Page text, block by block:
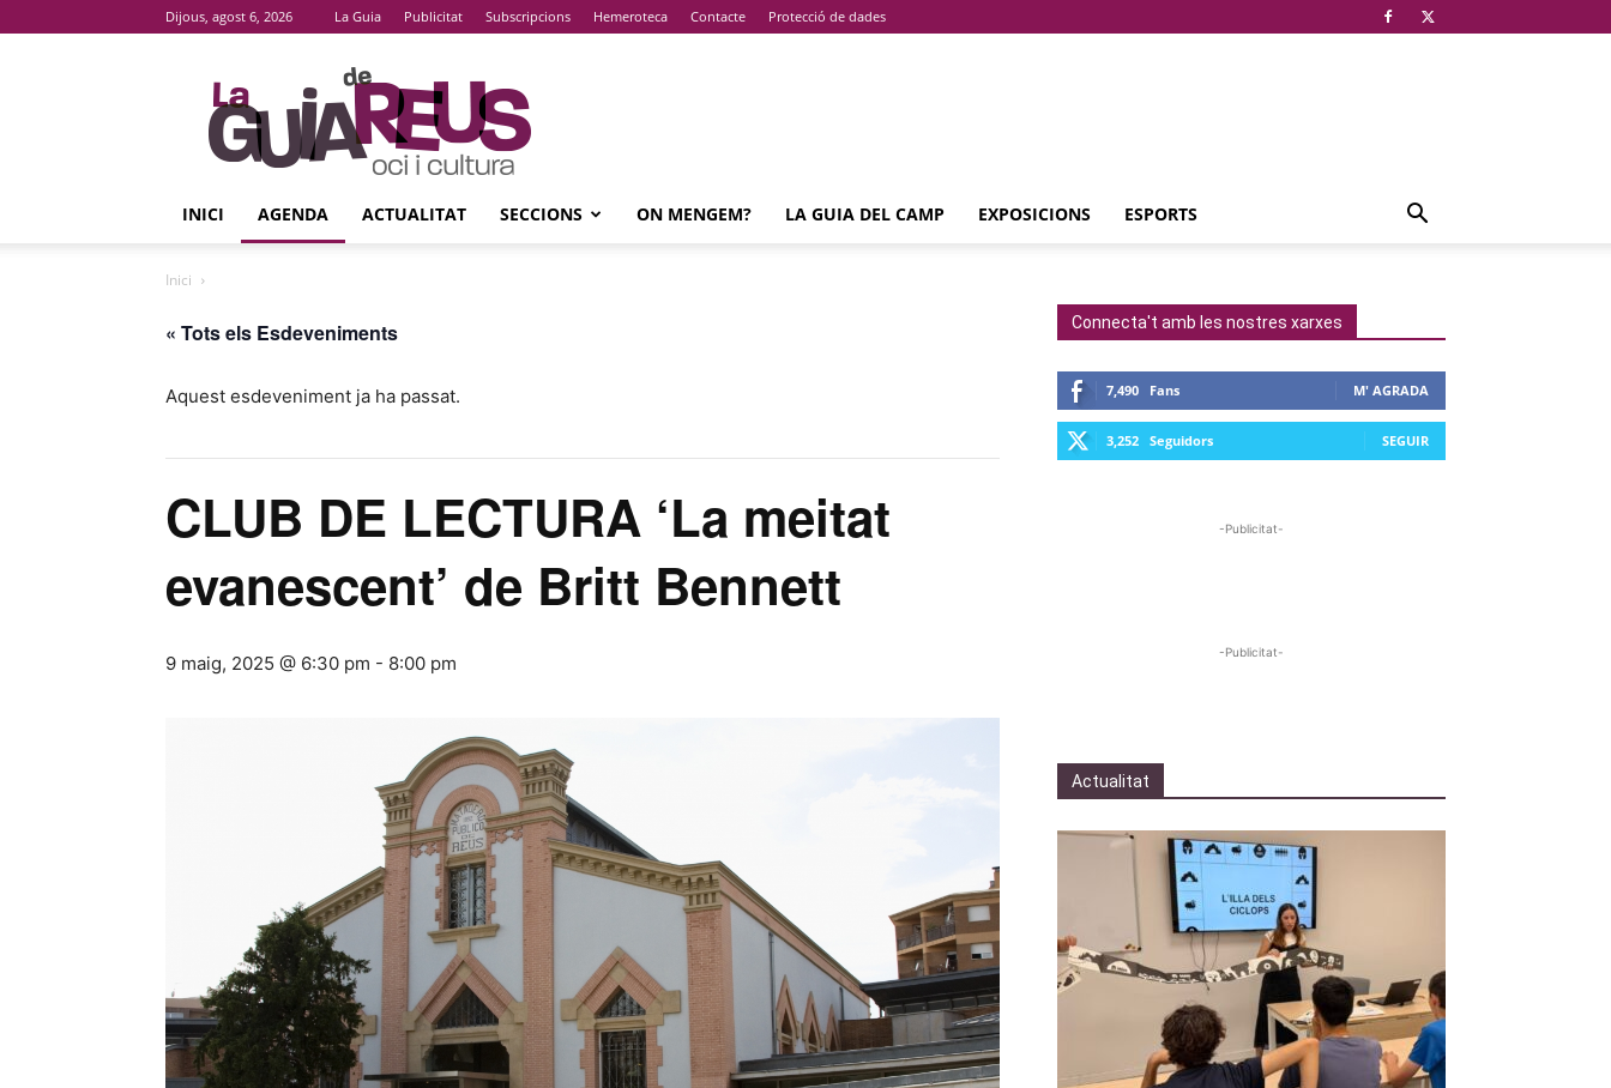
Dijous, agost 6, 2026 La Guia Publicitat Subscripcions Hemeroteca Contacte Protecció de dades
La
Guia
De
Reus
INICI AGENDA ACTUALITAT SECCIONS ON MENGEM? LA GUIA DEL CAMP EXPOSICIONS ESPORTS
Inici
« Tots els Esdeveniments
Aquest esdeveniment ja ha passat.
CLUB DE LECTURA ‘La meitat
evanescent’ de Britt Bennett
9 maig, 2025 @ 6:30 pm - 8:00 pm
Connecta't amb les nostres xarxes
7,490 Fans M' AGRADA
3,252 Seguidors SEGUIR
-Publicitat-
-Publicitat-
Actualitat